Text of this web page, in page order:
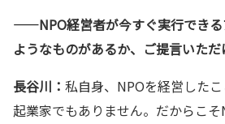
——NPO経営者が今すぐ実行でき
ようなものがあるか、ご提言いただ
長谷川： 私自身、NPOを経営したこ
起業家でもありません。だからこ